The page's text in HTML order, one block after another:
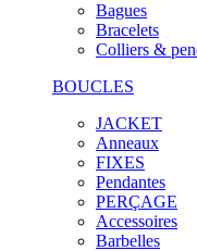
Bagues
Bracelets
Colliers &
BOUCLES
JACKET
Anneaux
FIXES
Pendantes
PERÇAGE
Accessoires
Barbelles